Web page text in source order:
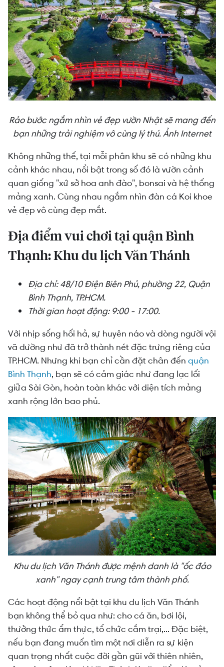
Rảo bước ngắm nhìn vẻ đẹp vườn Nhật sẽ mang đến
bạn những trải nghiệm vô cùng lý thú. Ảnh Internet
Không những thế, tại mỗi phân khu sẽ có những khu
cảnh khác nhau, nổi bật trong số đó là vườn cảnh
quan giống "xứ sở hoa anh đào", bonsai và hệ thống
mảng xanh. Cùng nhau ngắm nhìn đàn cá Koi khoe
vẻ đẹp vô cùng đẹp mắt.
Địa điểm vui chơi tại quận Bình
Thạnh: Khu du lịch Văn Thánh
Địa chỉ: 48/10 Điện Biên Phủ, phường 22, Quận
Bình Thạnh, TP.HCM.
Thời gian hoạt động: 9:00 - 17:00.
Với nhịp sống hối hả, sự huyên náo và dòng người vội
vã dường như đã trở thành nét đặc trưng riêng của
TP.HCM. Nhưng khi bạn chỉ cần đặt chân đến quận
Bình Thạnh, bạn sẽ có cảm giác như đang lạc lối
giữa Sài Gòn, hoàn toàn khác với diện tích mảng
xanh rộng lớn bao phủ.
Khu du lịch Văn Thánh được mệnh danh là "ốc đảo
xanh" ngay cạnh trung tâm thành phố.
Các hoạt động nổi bật tại khu du lịch Văn Thánh
bạn không thể bỏ qua như: cho cá ăn, bơi lội,
thưởng thức ẩm thực, tổ chức cắm trại,... Đặc biệt,
nếu bạn đang muốn tìm một nơi diễn ra sự kiện
quan trọng nhất cuộc đời gần gũi với thiên nhiên,